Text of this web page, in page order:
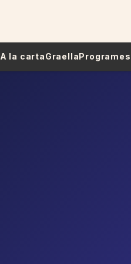
A la cartaGraellaProgrames